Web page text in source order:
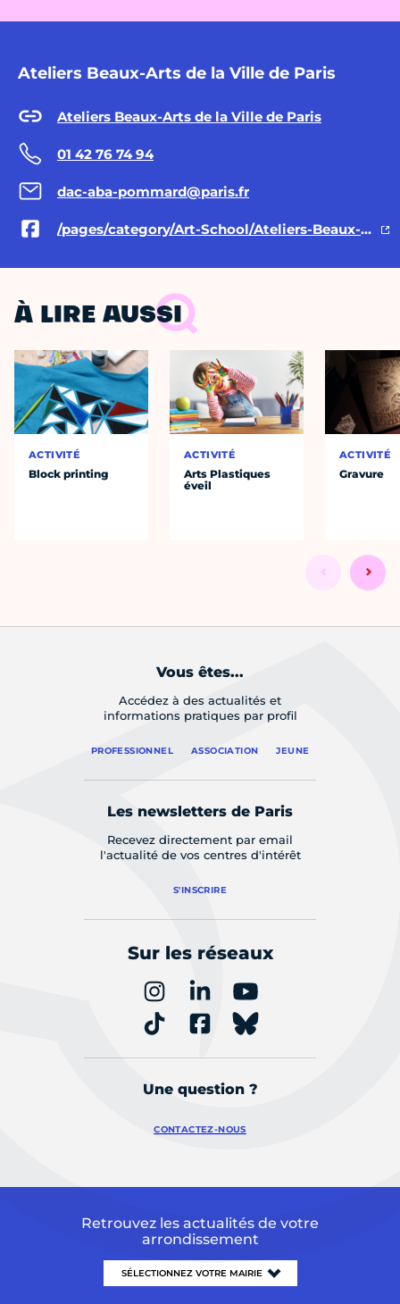
Ateliers Beaux-Arts de la Ville de Paris
Ateliers Beaux-Arts de la Ville de Paris
01 42 76 74 94
dac-aba-pommard@paris.fr
/pages/category/Art-School/Ateliers-Beaux-Arts-de-la-Ville-de-Paris-801164436616800/
À LIRE AUSSI
ACTIVITÉ
Block printing
ACTIVITÉ
Arts Plastiques
éveil
ACTIVITÉ
Gravure
Vous êtes...
Accédez à des actualités et
informations pratiques par profil
PROFESSIONNEL ASSOCIATION JEUNE
Les newsletters de Paris
Recevez directement par email
l'actualité de vos centres d'intérêt
S'INSCRIRE
Sur les réseaux
Une question ?
CONTACTEZ-NOUS
Retrouvez les actualités de votre
arrondissement